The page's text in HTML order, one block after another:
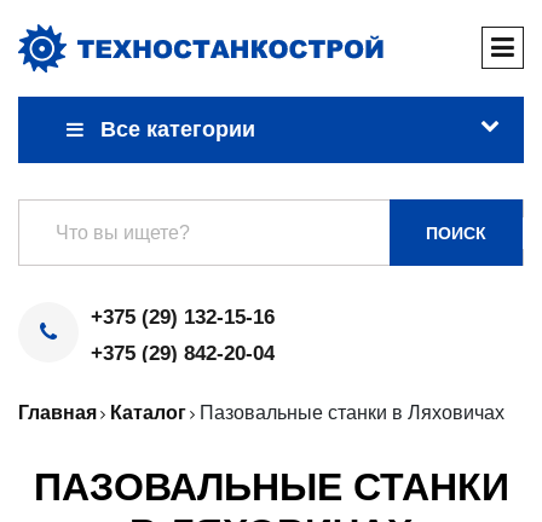
Все категории
ПОИСК
+375 (29) 132-15-16
+375 (29) 842-20-04
Главная Каталог Пазовальные станки в Ляховичах
ПАЗОВАЛЬНЫЕ СТАНКИ